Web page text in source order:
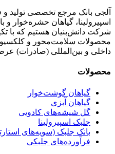
آلجی بانک مرجع تخصصی تولید
اسپیرولینا، گیاهان حشره‌خوار
شرکت دانش‌بنیان هستیم که با
محصولات سلامت‌محور و
داخلی و بین‌المللی (صادرات)
محصولات
گیاهان گوشت‌خوار
گیاهان آبزی
گل شیشه‌های کادویی
جلبک اسپیرولینا
بانک جلبک (سویه‌های
فرآورده‌های جلبکی